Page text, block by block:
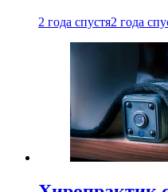
2 года спустя2 года